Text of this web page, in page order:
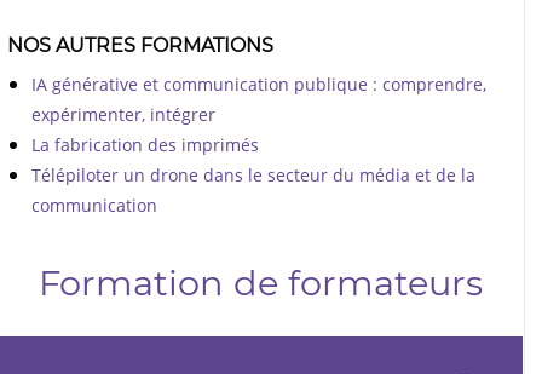
NOS AUTRES FORMATIONS
IA générative et communication publique : comprendre,
expérimenter, intégrer
La fabrication des imprimés
Télépiloter un drone dans le secteur du média et de la
communication
Formation de formateurs